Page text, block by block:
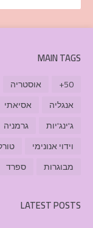
MAIN TAGS
50+ אוסטריה
אנגליה
אסיאתי
ג'ינג'יות
גרמניה
וידוי אנונימי
מבוגרות
ספרד
LATEST POSTS